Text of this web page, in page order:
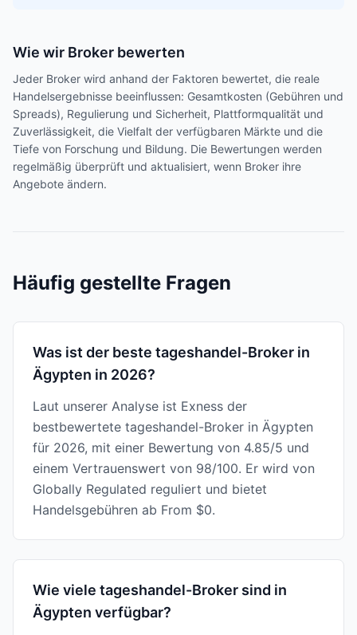
Wie wir Broker bewerten
Jeder Broker wird anhand der Faktoren bewertet, die reale
Handelsergebnisse beeinflussen: Gesamtkosten (Gebühren und
Spreads), Regulierung und Sicherheit, Plattformqualität und
Zuverlässigkeit, die Vielfalt der verfügbaren Märkte und die
Tiefe von Forschung und Bildung. Die Bewertungen werden
regelmäßig überprüft und aktualisiert, wenn Broker ihre
Angebote ändern.
Häufig gestellte Fragen
Was ist der beste tageshandel-Broker in
Ägypten in 2026?
Laut unserer Analyse ist Exness der
bestbewertete tageshandel-Broker in Ägypten
für 2026, mit einer Bewertung von 4.85/5 und
einem Vertrauenswert von 98/100. Er wird von
Globally Regulated reguliert und bietet
Handelsgebühren ab From $0.
Wie viele tageshandel-Broker sind in
Ägypten verfügbar?